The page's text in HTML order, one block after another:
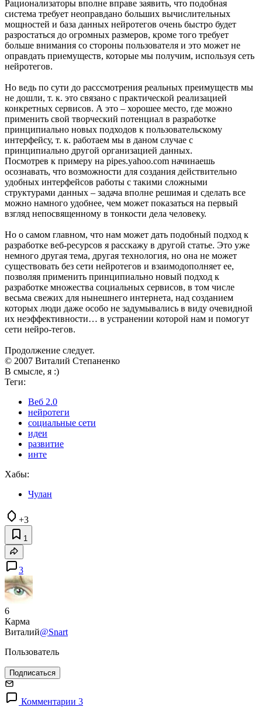
Рационализаторы вполне вправе заявить, что подобная
система требует неоправдано больших вычислительных
мощностей и база данных нейротегов очень быстро будет
разростаться до огромных размеров, кроме того требует
больше внимания со стороны пользователя и это может не
оправдать приемуществ, которые мы получим, используя сеть
нейротегов.
Но ведь по сути до расссмотрения реальных преимуществ мы
не дошли, т. к. это связано с практической реализацией
конкретных сервисов. А это – хорошее место, где можно
применить свой творческий потенциал в разработке
принципиально новых подходов к пользовательскому
интерфейсу, т. к. работаем мы в даном случае с
принципиально другой организацией данных.
Посмотрев к примеру на pipes.yahoo.com начинаешь
осознавать, что возможности для создания действительно
удобных интерфейсов работы с такими сложными
структурами данных – задача вполне решимая и сделать все
можно намного удобнее, чем может показаться на первый
взгляд непосвященному в тонкости дела человеку.
Но о самом главном, что нам может дать подобный подход к
разработке веб-ресурсов я расскажу в другой статье. Это уже
немного другая тема, другая технология, но она не может
существовать без сети нейротегов и взаимодополняет ее,
позволяя применить принципиально новый подход к
разработке множества социальных сервисов, в том числе
весьма свежих для нынешнего интернета, над созданием
которых люди даже особо не задумывались в виду очевидной
их неэффективности… в устранении которой нам и помогут
сети нейро-тегов.
Продолжение следует.
© 2007 Виталий Степаненко
В смысле, я :)
Теги:
Веб 2.0
нейротеги
социальные сети
идеи
развитие
инте
Хабы:
Чулан
+3
1
3
6
Карма
Виталий@Snart
Пользователь
Подписаться
Комментарии 3